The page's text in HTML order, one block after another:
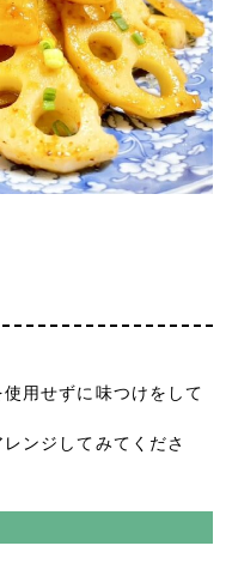
用せずに味つけをして
ンジしてみてくださ